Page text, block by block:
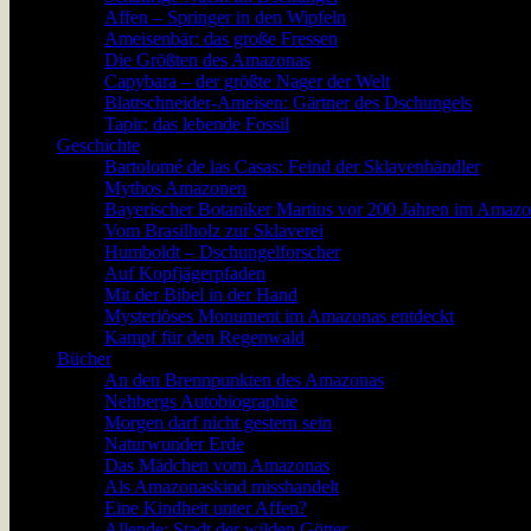
Affen – Springer in den Wipfeln
Ameisenbär: das große Fressen
Die Größten des Amazonas
Capybara – der größte Nager der Welt
Blattschneider-Ameisen: Gärtner des Dschungels
Tapir: das lebende Fossil
Geschichte
Bartolomé de las Casas: Feind der Sklavenhändler
Mythos Amazonen
Bayerischer Botaniker Martius vor 200 Jahren im
Vom Brasilholz zur Sklaverei
Humboldt – Dschungelforscher
Auf Kopfjägerpfaden
Mit der Bibel in der Hand
Mysteriöses Monument im Amazonas entdeckt
Kampf für den Regenwald
Bücher
An den Brennpunkten des Amazonas
Nehbergs Autobiographie
Morgen darf nicht gestern sein
Naturwunder Erde
Das Mädchen vom Amazonas
Als Amazonaskind misshandelt
Eine Kindheit unter Affen?